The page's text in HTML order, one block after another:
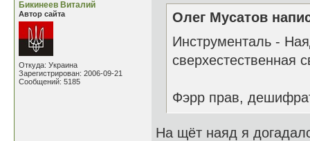
Бикинеев Виталий
Автор сайта
Откуда: Украина
Зарегистрирован: 2006-09-21
Сообщений: 5185
Oлег Мусатов
Инструменталь -
сверхестественная
Фэрр прав,
На щёт наяд я